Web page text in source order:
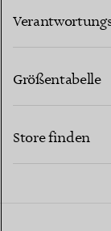
Größentabelle
Store finden